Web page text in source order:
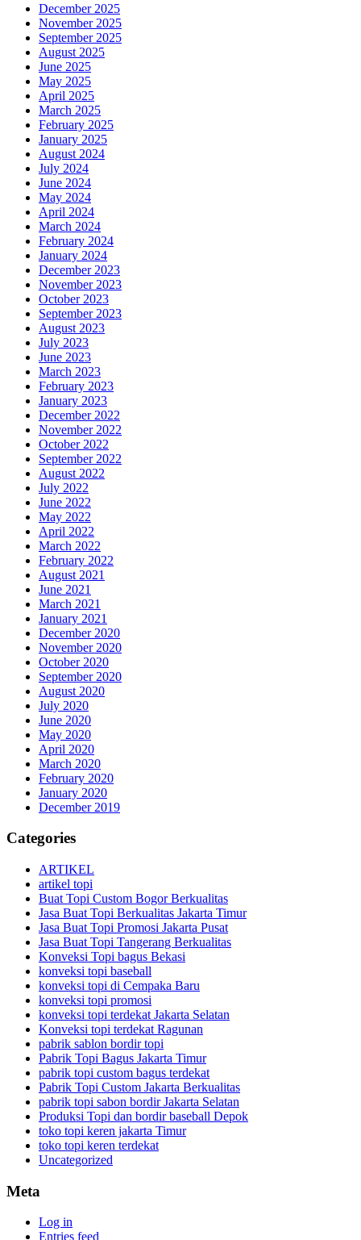
December 2025
November 2025
September 2025
August 2025
June 2025
May 2025
April 2025
March 2025
February 2025
January 2025
August 2024
July 2024
June 2024
May 2024
April 2024
March 2024
February 2024
January 2024
December 2023
November 2023
October 2023
September 2023
August 2023
July 2023
June 2023
March 2023
February 2023
January 2023
December 2022
November 2022
October 2022
September 2022
August 2022
July 2022
June 2022
May 2022
April 2022
March 2022
February 2022
August 2021
June 2021
March 2021
January 2021
December 2020
November 2020
October 2020
September 2020
August 2020
July 2020
June 2020
May 2020
April 2020
March 2020
February 2020
January 2020
December 2019
Categories
ARTIKEL
artikel topi
Buat Topi Custom Bogor Berkualitas
Jasa Buat Topi Berkualitas Jakarta Timur
Jasa Buat Topi Promosi Jakarta Pusat
Jasa Buat Topi Tangerang Berkualitas
Konveksi Topi bagus Bekasi
konveksi topi baseball
konveksi topi di Cempaka Baru
konveksi topi promosi
konveksi topi terdekat Jakarta Selatan
Konveksi topi terdekat Ragunan
pabrik sablon bordir topi
Pabrik Topi Bagus Jakarta Timur
pabrik topi custom bagus terdekat
Pabrik Topi Custom Jakarta Berkualitas
pabrik topi sabon bordir Jakarta Selatan
Produksi Topi dan bordir baseball Depok
toko topi keren jakarta Timur
toko topi keren terdekat
Uncategorized
Meta
Log in
Entries feed